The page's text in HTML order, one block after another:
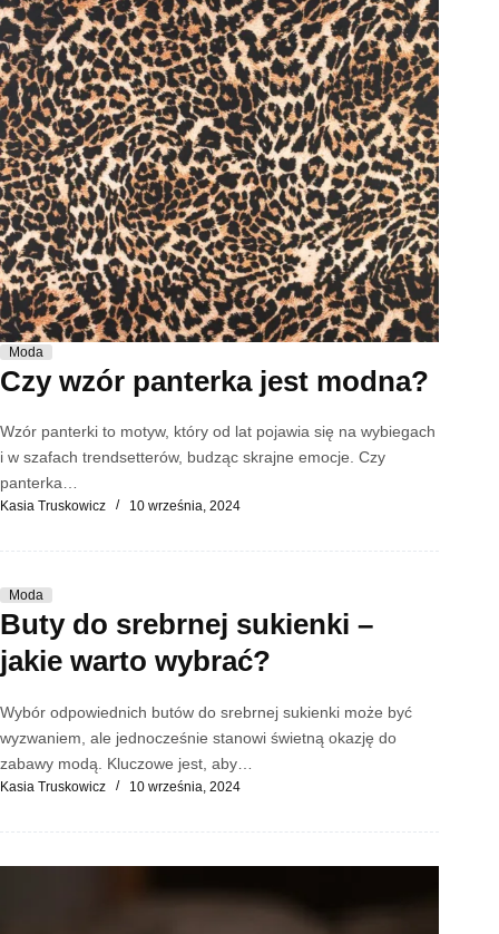
Moda
Czy wzór panterka jest modna?
Wzór panterki to motyw, który od lat pojawia się na wybiegach
i w szafach trendsetterów, budząc skrajne emocje. Czy
panterka…
Kasia Truskowicz 10 września, 2024
Moda
Buty do srebrnej sukienki –
jakie warto wybrać?
Wybór odpowiednich butów do srebrnej sukienki może być
wyzwaniem, ale jednocześnie stanowi świetną okazję do
zabawy modą. Kluczowe jest, aby…
Kasia Truskowicz 10 września, 2024